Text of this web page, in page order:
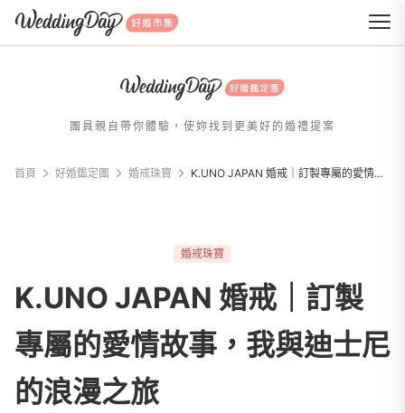
WeddingDay 好婚市集
團員親自帶你體驗，使妳找到更美好的婚禮提案
首頁 好婚鑑定團 婚戒珠寶 K.UNO JAPAN 婚戒｜訂製專屬的愛情故事，我與迪士尼的浪漫之旅
婚戒珠寶
K.UNO JAPAN 婚戒｜訂製
專屬的愛情故事，我與迪士尼
的浪漫之旅